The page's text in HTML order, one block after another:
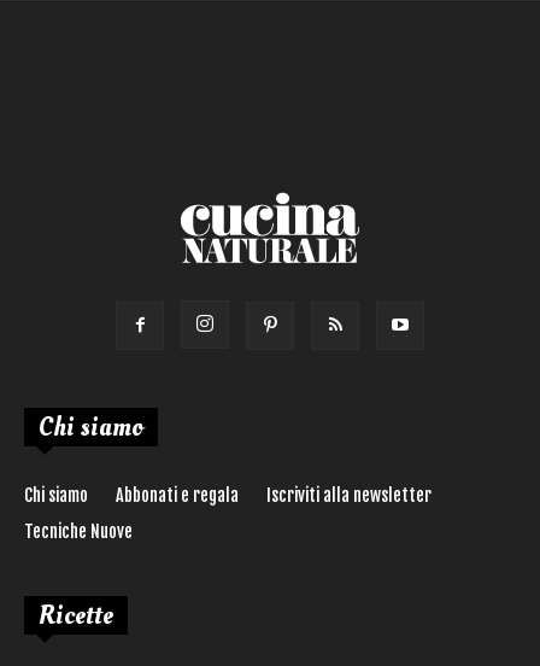
Chi siamo
Chi siamo Abbonati e regala
Iscriviti alla newsletter
Tecniche Nuove
Ricette